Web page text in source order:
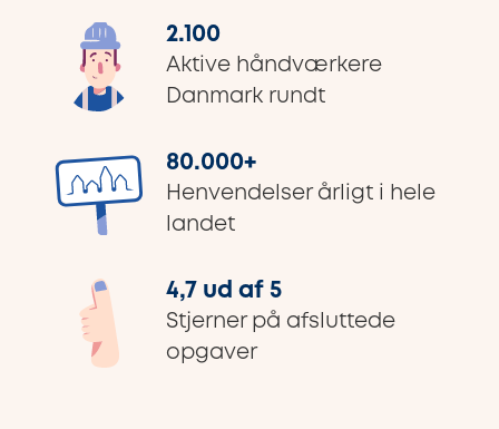
2.100
Aktive håndværkere
Danmark rundt
80.000+
Henvendelser årligt i hele
landet
4,7 ud af 5
Stjerner på afsluttede
opgaver